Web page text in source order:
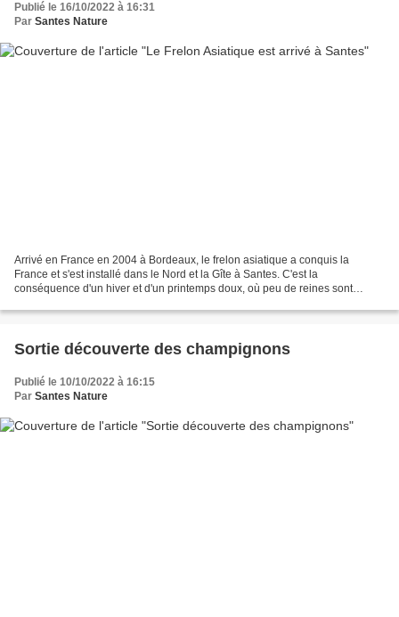
Publié le 16/10/2022 à 16:31
Par Santes Nature
Arrivé en France en 2004 à Bordeaux, le frelon asiatique a conquis la
France et s'est installé dans le Nord et la Gîte à Santes. C'est la
conséquence d'un hiver et d'un printemps doux, où peu de reines sont
Sortie découverte des champignons
Publié le 10/10/2022 à 16:15
Par Santes Nature